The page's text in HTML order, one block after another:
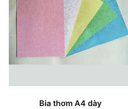
Bia thơm A4 dày